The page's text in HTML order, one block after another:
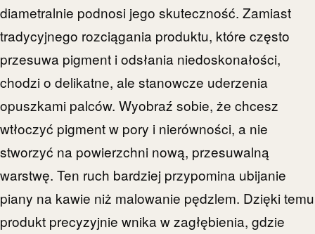
diametralnie podnosi jego skuteczność. Zamiast
tradycyjnego rozciągania produktu, które często
przesuwa pigment i odsłania niedoskonałości,
chodzi o delikatne, ale stanowcze uderzenia
opuszkami palców. Wyobraź sobie, że chcesz
wtłoczyć pigment w pory i nierówności, a nie
stworzyć na powierzchni nową, przesuwalną
warstwę. Ten ruch bardziej przypomina ubijanie
piany na kawie niż malowanie pędzlem. Dzięki temu
produkt precyzyjnie wnika w zagłębienia, gdzie